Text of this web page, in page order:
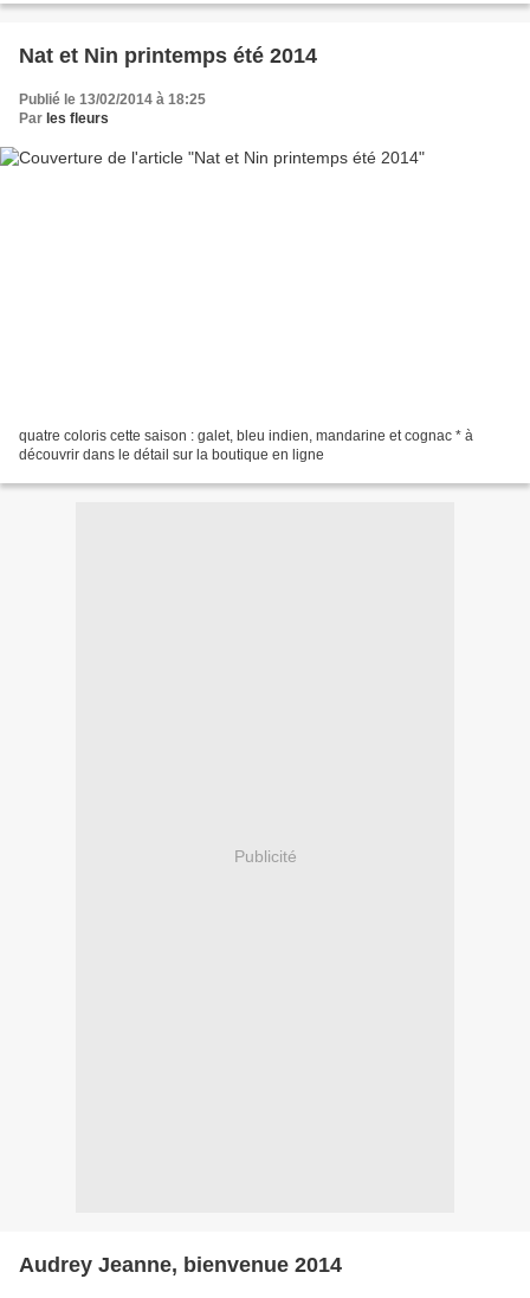
Nat et Nin printemps été 2014
Publié le 13/02/2014 à 18:25
Par les fleurs
quatre coloris cette saison : galet, bleu indien, mandarine et cognac * à
découvrir dans le détail sur la boutique en ligne
Publicité
Audrey Jeanne, bienvenue 2014